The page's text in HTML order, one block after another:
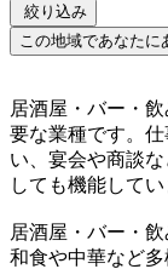
絞り込み
この地域であなた
居酒屋・バー・
要な業種です。
い、宴会や商談
しても機能してい
居酒屋・バー・
和食や中華など